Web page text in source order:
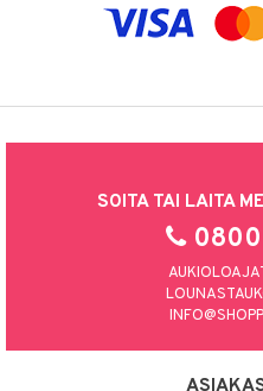
SOITA TAI LAITA
0800